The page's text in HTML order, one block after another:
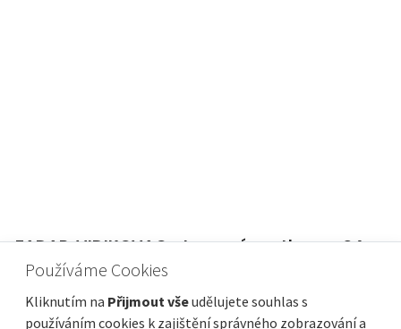
ZADAR, VIDIKOVAC - Luxusní penthouse S4 v
novostavbě s impozantním výhledem na
město
Cena745 000 € Vzdálenost od moře
2 400 m
Používáme Cookies
Kliknutím na Přijmout všeudělujete souhlas s
používáním cookies k zajištění správného zobrazování a